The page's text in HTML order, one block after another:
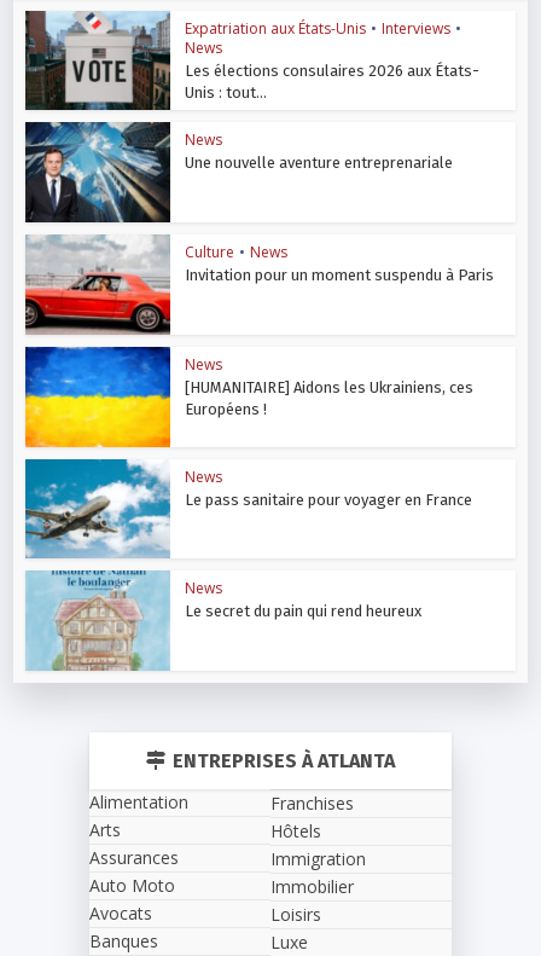
Expatriation aux États-Unis • Interviews •
News
Les élections consulaires 2026 aux États-
Unis : tout...
News
Une nouvelle aventure entreprenariale
Culture • News
Invitation pour un moment suspendu à Paris
News
[HUMANITAIRE] Aidons les Ukrainiens, ces
Européens !
News
Le pass sanitaire pour voyager en France
News
Le secret du pain qui rend heureux
ENTREPRISES À ATLANTA
Alimentation
Arts
Assurances
Auto Moto
Avocats
Banques
Franchises
Hôtels
Immigration
Immobilier
Loisirs
Luxe